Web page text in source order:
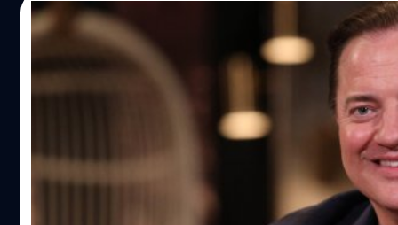
กลับมามีผลงานในฮอลลีวูดอีกครั้ง ก็เกิดข้อสงสัยที่ว่า หากใน
เวอร์ชัน ทอม ครูซ (Tom Cruise) ไปต่อไม่รอด แล้วคนที่สร้าง
ตำนานอย่างเฟรเซอร์ล่ะ? ยังอยากไปต่อกับแฟรนไชส์นี้หรือไม่
ทำให้ในคลิปการสัมภาษณ์ล่าสุดของเฟรเซอร์กับ GQ ได้มีการ
ตั้งคำถามว่า "คุณอยากกลับไปแสดงให้กับแฟรนไชส์นี้ (The
Mummy) ไหม?" และคำตอบที่เฟรเซอร์ให้พร้อมรอยยิ้มก็คือ
“แน่นอนสิ เขาเขียนบทกันแล้วเหรอ นั่นมันเจ๋งมากเลย คุณล้อ
ผมเล่นหรือเปล่า” เช่นเดียวกับที่เฟรเซอร์เคยให้สัมภาษณ์กับ
Variety ไปว่า เขาเองก็ยังยินดีที่จะพิจารณาเพื่อกลับไปแจมใน
17/11/2022
Brendan Fraser ยืนยัน! จะไม่ไปร่วมงาน
ลูกโลกทองคำ แม้จะได้รับการเสนอชื่อเข้าชิง
ก็ตาม
หลัง เบรนแดน เฟรเซอร์ (Brendan Fraser) คัมแบ็กสู่วงการ
อย่างยิ่งใหญ่ด้วยผลงานล่าสุดอย่าง 'The Whale' ที่ได้รับทั้ง
เสียงปรบมือและคำวิจารณ์ในด้านบวกจากผู้ชมรอบปฐมทัศน์
ในเทศกาลภาพยนตร์นานาชาติเวนิสประจำปี 2022 จนทำให้
เขากลายเป็นอีกหนึ่งตัวเต็งที่จะถูกเสนอชื่อเข้าชิงรางวัลในเวที